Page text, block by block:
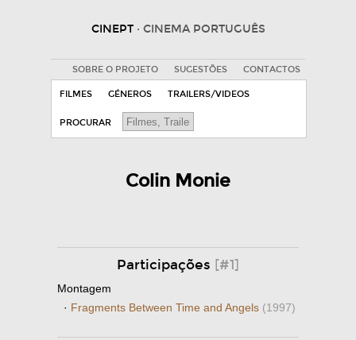
CINEPT · CINEMA PORTUGUÊS
SOBRE O PROJETO SUGESTÕES CONTACTOS
FILMES GÉNEROS TRAILERS/VIDEOS
PROCURAR
Colin Monie
Participações [#1]
Montagem
· Fragments Between Time and Angels (1997)